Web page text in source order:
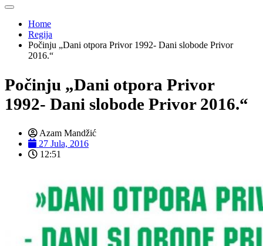
Home
Regija
Počinju „Dani otpora Privor 1992- Dani slobode Privor
2016.“
Počinju „Dani otpora Privor
1992- Dani slobode Privor 2016.“
Azam Mandžić
27 Jula, 2016
12:51